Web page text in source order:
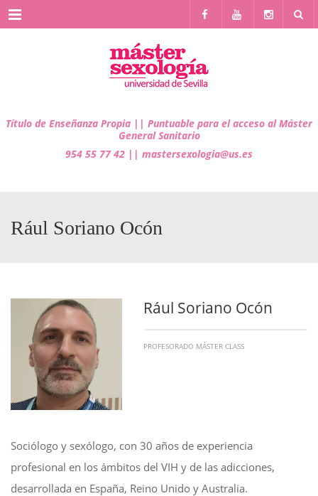
Menu
Título de Enseñanza Propia || Puntuable para el acceso al Máster
General Sanitario
954 55 77 42 || mastersexologia@us.es
Rául Soriano Ocón
Rául Soriano Ocón
PROFESORADO MÁSTER CLASS
Sociólogo y sexólogo, con 30 años de experiencia
profesional en los ámbitos del VIH y de las adicciones,
desarrollada en España, Reino Unido y Australia.